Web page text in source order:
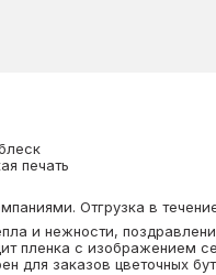
печать
Отгрузка в
и нежности,
пленка с изображением
для заказов цветочных